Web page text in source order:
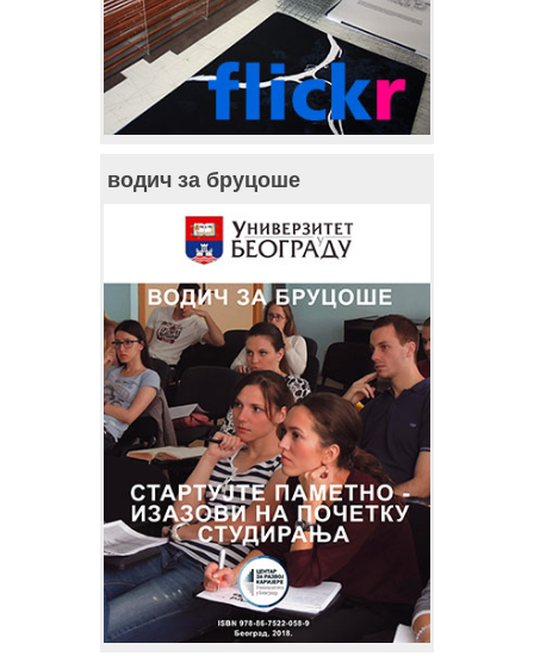
водич за бруцоше